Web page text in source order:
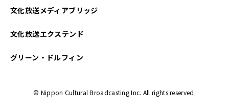
文化放送メディアブリッジ
文化放送エクステンド
グリーン・ドルフィン
© Nippon Cultural Broadcasting Inc. All rights reserved.